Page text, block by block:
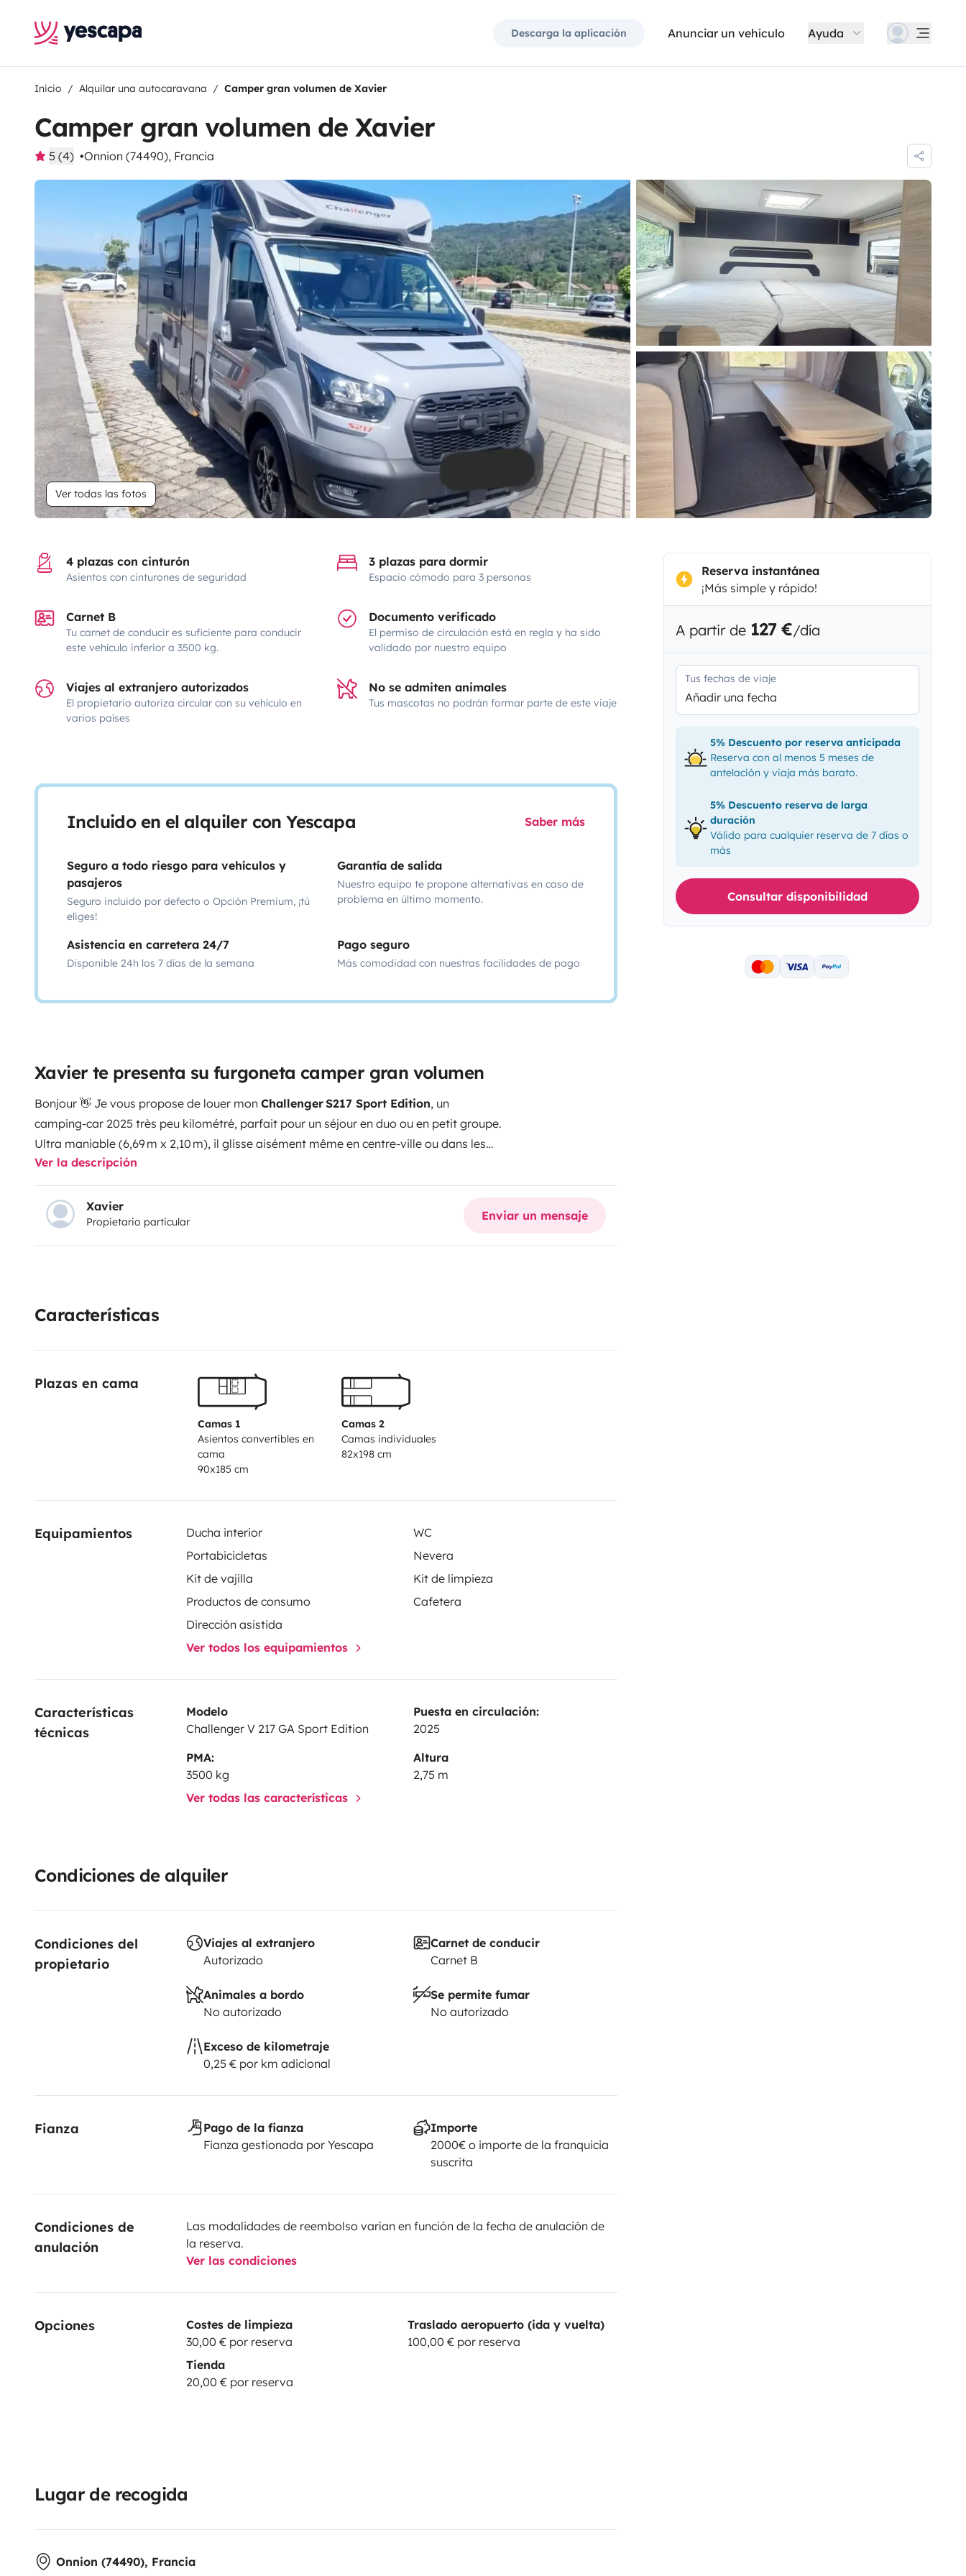
Descarga la aplicación Anunciar un vehículo Ayuda
Inicio Alquilar una autocaravana Camper gran volumen de Xavier
Camper gran volumen de Xavier
5 (4) Onnion (74490), Francia
Ver todas las fotos
4 plazas con cinturón
Asientos con cinturones de seguridad
3 plazas para dormir
Espacio cómodo para 3 personas
Carnet B
Tu carnet de conducir es suficiente para conducir
este vehículo inferior a 3500 kg.
Documento verificado
El permiso de circulación está en regla y ha sido
validado por nuestro equipo
Viajes al extranjero autorizados
El propietario autoriza circular con su vehículo en
varios países
No se admiten animales
Tus mascotas no podrán formar parte de este viaje
Incluido en el alquiler con Yescapa Saber más
Seguro a todo riesgo para vehículos y
pasajeros
Seguro incluido por defecto o Opción Premium, ¡tú
eliges!
Garantía de salida
Nuestro equipo te propone alternativas en caso de
problema en último momento.
Asistencia en carretera 24/7
Disponible 24h los 7 días de la semana
Pago seguro
Más comodidad con nuestras facilidades de pago
Xavier te presenta su furgoneta camper gran volumen
Bonjour 👋 Je vous propose de louer mon Challenger S217 Sport Edition, un
camping‑car 2025 très peu kilométré, parfait pour un séjour en duo ou en petit groupe.
Ultra maniable (6,69 m x 2,10 m), il glisse aisément même en centre-ville ou dans les
petits chemins.À bord : deux lits jumeaux ou un lit XXL (2 m), un lit couchette à l'avant,
une salle d’eau avec douche et WC, une cuisine équipée, chauffage sur carburant,
panneau solaire, multimédia tactile avec caméra de recul, store extérieur, table,
chaises...
Ver la descripción
Xavier
Propietario particular Enviar un mensaje
Características
Plazas en cama
Camas 1
Asientos convertibles en
cama
90x185 cm
Camas 2
Camas individuales
82x198 cm
Equipamientos Ducha interior
WC
Portabicicletas
Nevera
Kit de vajilla
Kit de limpieza
Productos de consumo
Cafetera
Dirección asistida
Ver todos los equipamientos
Características
técnicas
Modelo
Challenger V 217 GA Sport Edition
Puesta en circulación:
2025
PMA:
3500 kg
Altura
2,75 m
Ver todas las características
Condiciones de alquiler
Condiciones del
propietario
Viajes al extranjero
Autorizado
Carnet de conducir
Carnet B
Animales a bordo
No autorizado
Se permite fumar
No autorizado
Exceso de kilometraje
0,25 € por km adicional
Fianza
Pago de la fianza
Fianza gestionada por Yescapa
Importe
2000€ o importe de la franquicia
suscrita
Condiciones de
anulación
Las modalidades de reembolso varían en función de la fecha de anulación de
la reserva.
Ver las condiciones
Opciones
Costes de limpieza
30,00 € por reserva
Traslado aeropuerto (ida y vuelta)
100,00 € por reserva
Tienda
20,00 € por reserva
Lugar de recogida
Onnion (74490), Francia
Reserva instantánea
¡Más simple y rápido!
A partir de 127 €/día
Tus fechas de viaje
Añadir una fecha
5% Descuento por reserva anticipada
Reserva con al menos 5 meses de
antelación y viaja más barato.
5% Descuento reserva de larga
duración
Válido para cualquier reserva de 7 días o
más
Consultar disponibilidad